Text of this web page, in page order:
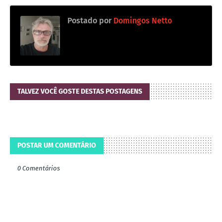
Postado por Domingos Netto
TALVEZ VOCÊ GOSTE DESTAS POSTAGENS
POSTAR UM COMENTÁRIO
0 Comentários